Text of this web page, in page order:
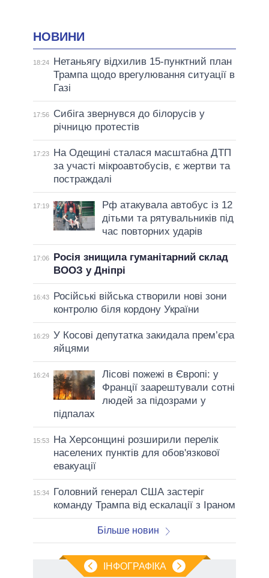
НОВИНИ
18:24
Нетаньягу відхилив 15-пунктний план
Трампа щодо врегулювання ситуації в
Газі
17:56
Сибіга звернувся до білорусів у
річницю протестів
17:23
На Одещині сталася масштабна ДТП
за участі мікроавтобусів, є жертви та
постраждалі
17:19
Рф атакувала автобус із 12
дітьми та рятувальників під
час повторних ударів
17:06
Росія знищила гуманітарний склад
ВООЗ у Дніпрі
16:43
Російські війська створили нові зони
контролю біля кордону України
16:29 У Косові депутатка закидала прем’єра
яйцями
16:24
Лісові пожежі в Європі: у
Франції заарештували сотні
людей за підозрами у
підпалах
15:53
На Херсонщині розширили перелік
населених пунктів для обов'язкової
евакуації
15:34
Головний генерал США застеріг
команду Трампа від ескалації з Іраном
Більше новин
ІНФОГРАФІКА